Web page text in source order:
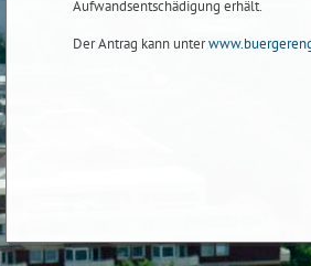
Aufwandsentschädigung erhält.
Der Antrag kann unter